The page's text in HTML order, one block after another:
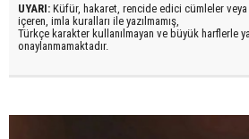
UYARI: Küfür, hakaret, rencide edici cümleler veya
içeren, imla kuralları ile yazılmamış,
Türkçe karakter kullanılmayan ve büyük harflerle
onaylanmamaktadır.